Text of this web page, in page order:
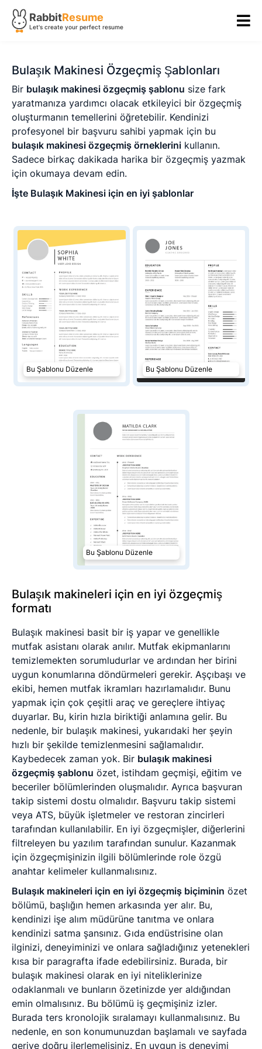
RabbitResume
Let's create your perfect resume
Bulaşık Makinesi Özgeçmiş Şablonları
Bir bulaşık makinesi özgeçmiş şablonu size fark
yaratmanıza yardımcı olacak etkileyici bir özgeçmiş
oluşturmanın temellerini öğretebilir. Kendinizi
profesyonel bir başvuru sahibi yapmak için bu
bulaşık makinesi özgeçmiş örneklerini kullanın.
Sadece birkaç dakikada harika bir özgeçmiş yazmak
için okumaya devam edin.
İşte Bulaşık Makinesi için en iyi şablonlar
Bu Şablonu Düzenle Bu Şablonu Düzenle
Bu Şablonu Düzenle
Bulaşık makineleri için en iyi özgeçmiş
formatı
Bulaşık makinesi basit bir iş yapar ve genellikle
mutfak asistanı olarak anılır. Mutfak ekipmanlarını
temizlemekten sorumludurlar ve ardından her birini
uygun konumlarına döndürmeleri gerekir. Aşçıbaşı ve
ekibi, hemen mutfak ikramları hazırlamalıdır. Bunu
yapmak için çok çeşitli araç ve gereçlere ihtiyaç
duyarlar. Bu, kirin hızla biriktiği anlamına gelir. Bu
nedenle, bir bulaşık makinesi, yukarıdaki her şeyin
hızlı bir şekilde temizlenmesini sağlamalıdır.
Kaybedecek zaman yok. Bir bulaşık makinesi
özgeçmiş şablonu özet, istihdam geçmişi, eğitim ve
beceriler bölümlerinden oluşmalıdır. Ayrıca başvuran
takip sistemi dostu olmalıdır. Başvuru takip sistemi
veya ATS, büyük işletmeler ve restoran zincirleri
tarafından kullanılabilir. En iyi özgeçmişler, diğerlerini
filtreleyen bu yazılım tarafından sunulur. Kazanmak
için özgeçmişinizin ilgili bölümlerinde role özgü
anahtar kelimeler kullanmalısınız.
Bulaşık makineleri için en iyi özgeçmiş biçiminin özet
bölümü, başlığın hemen arkasında yer alır. Bu,
kendinizi işe alım müdürüne tanıtma ve onlara
kendinizi satma şansınız. Gıda endüstrisine olan
ilginizi, deneyiminizi ve onlara sağladığınız yetenekleri
kısa bir paragrafta ifade edebilirsiniz. Burada, bir
bulaşık makinesi olarak en iyi niteliklerinize
odaklanmalı ve bunların özetinizde yer aldığından
emin olmalısınız. Bu bölümü iş geçmişiniz izler.
Burada ters kronolojik sıralamayı kullanmalısınız. Bu
nedenle, en son konumunuzdan başlamalı ve sayfada
geriye doğru ilerlemelisiniz. En uygun iş deneyimi